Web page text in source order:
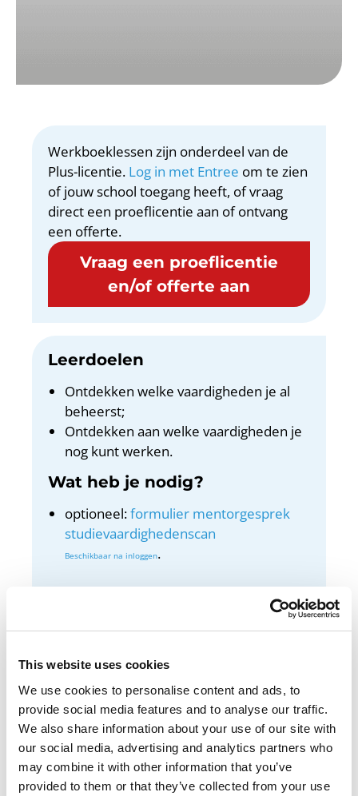
This website uses cookies
We use cookies to personalise content and ads, to
provide social media features and to analyse our traffic.
We also share information about your use of our site with
our social media, advertising and analytics partners who
may combine it with other information that you’ve
provided to them or that they’ve collected from your use
Werkboeklessen zijn onderdeel van de
Plus-licentie. Log in met Entree om te zien
of jouw school toegang heeft, of vraag
direct een proeflicentie aan of ontvang
een offerte.
Vraag een proeflicentie
en/of offerte aan
Leerdoelen
Ontdekken welke vaardigheden je al
beheerst;
Ontdekken aan welke vaardigheden je
nog kunt werken.
Wat heb je nodig?
optioneel:formulier mentorgesprek
studievaardighedenscan
.
De scan geeft je inzicht in je
studievaardigheden. Zo ontdek je welke
vaardigheden je beheerst en aan welke
vaardigheden je nog kunt werken.